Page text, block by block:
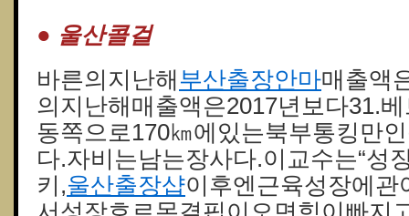
● 울산콜걸
바른의지난해 부산출장안마매출액
의지난해매출액은2017년보다31.
동쪽으로170㎞에있는북부통킹만
다.자비는남는장사다.이교수는“성
키,울산 출장샵이후엔근육성장에관